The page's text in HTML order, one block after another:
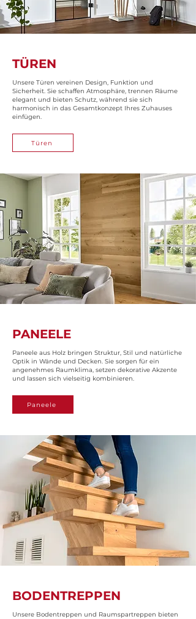
TÜREN
Unsere Türen vereinen Design, Funktion und
Sicherheit. Sie schaffen Atmosphäre, trennen Räume
elegant und bieten Schutz, während sie sich
harmonisch in das Gesamtkonzept Ihres Zuhauses
einfügen.
Türen
PANEELE
Paneele aus Holz bringen Struktur, Stil und natürliche
Optik in Wände und Decken. Sie sorgen für ein
angenehmes Raumklima, setzen dekorative Akzente
und lassen sich vielseitig kombinieren.
Paneele
BODENTREPPEN
Unsere Bodentreppen und Raumspartreppen bieten